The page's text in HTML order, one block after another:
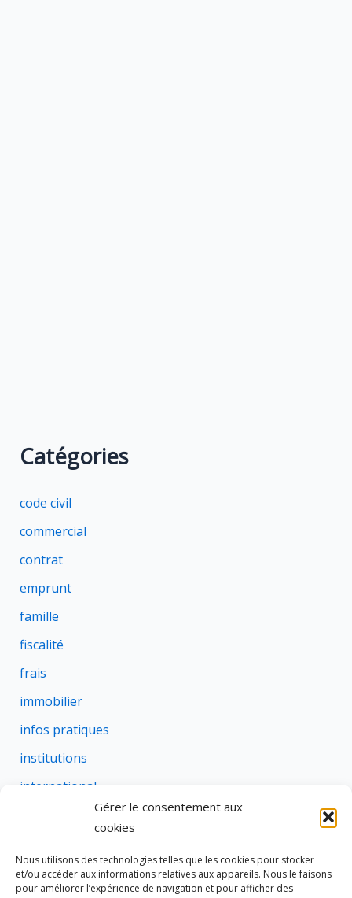
Gérer le consentement aux
cookies
Nous utilisons des technologies telles que les cookies pour stocker
et/ou accéder aux informations relatives aux appareils. Nous le faisons
pour améliorer l’expérience de navigation et pour afficher des
Catégories
code civil
commercial
contrat
emprunt
famille
fiscalité
frais
immobilier
infos pratiques
institutions
international
rural